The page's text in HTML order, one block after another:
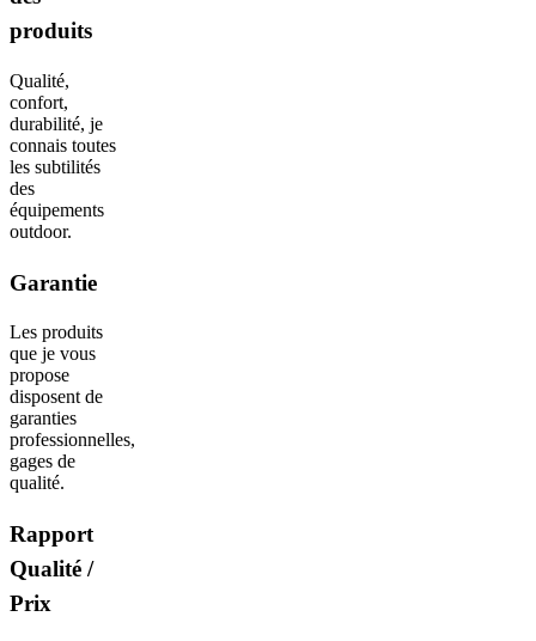
produits
Qualité,
confort,
durabilité, je
connais toutes
les subtilités
des
équipements
outdoor.
Garantie
Les produits
que je vous
propose
disposent de
garanties
professionnelles,
gages de
qualité.
Rapport
Qualité /
Prix